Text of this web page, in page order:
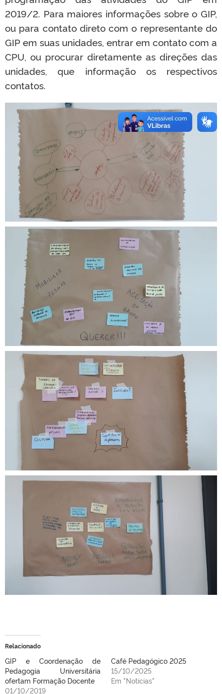
2019/2. Para maiores informações sobre o GIP,
ou para contato direto com o representante do
GIP em suas unidades, entrar em contato com a
CPU, ou procurar diretamente as direções das
unidades, que informação os respectivos
contatos.
Relacionado
GIP e Coordenação de
Pedagogia Universitária
ofertam Formação Docente
01/10/2019
Café Pedagógico 2025
15/10/2025
Em "Notícias"